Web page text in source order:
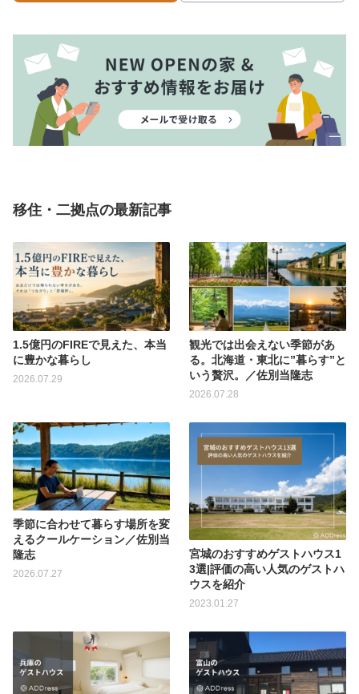
移住・二拠点の最新記事
1.5億円のFIREで見えた、本当
に豊かな暮らし
2026.07.29
観光では出会えない季節があ
る。北海道・東北に”暮らす”と
いう贅沢。／佐別当隆志
2026.07.28
季節に合わせて暮らす場所を変
えるクールケーション／佐別当
隆志
2026.07.27
宮城のおすすめゲストハウス1
3選|評価の高い人気のゲストハ
ウスを紹介
2023.01.27